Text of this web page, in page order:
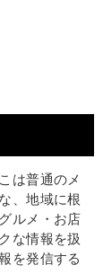
は普通のメ
、地域に根
ルメ・お店
な情報を扱
を発信する